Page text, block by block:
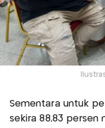
Sementara untuk
sekira 88,83 persen